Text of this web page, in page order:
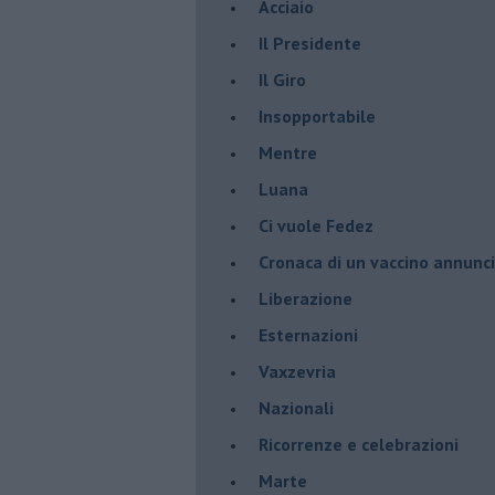
Acciaio
Il Presidente
​Il Giro
Insopportabile
​Mentre
Luana
​Ci vuole Fedez
​Cronaca di un vaccino
​Liberazione
Esternazioni
Vaxzevria
Nazionali
​Ricorrenze e celebrazioni
Marte